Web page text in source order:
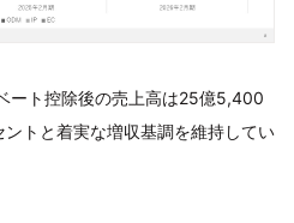
ート控除後の売上高は25億5,400
トと着実な増収基調を維持してい